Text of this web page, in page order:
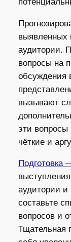
выявленных
аудитории.
вопросы на
обсуждения
вызывают
эти вопросы
чёткие и
Подготовка
аудитории и
составьте
вопросов и
Тщательная